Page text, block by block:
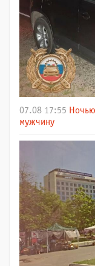
07.08 17:55 Ночью
мужчину